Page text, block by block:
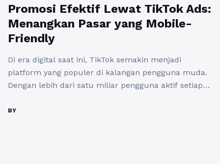
Promosi Efektif Lewat TikTok Ads:
Menangkan Pasar yang Mobile-
Friendly
Di era digital saat ini, TikTok semakin menjadi
platform yang populer di kalangan pengguna muda.
Dengan lebih dari satu miliar pengguna aktif setiap
bagi pelaku bisnis untuk beriklan. Jika Anda mencari
BY